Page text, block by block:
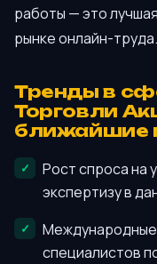
работы — это
рынке онлайн-труда.
Тренды в
Торговли
ближайшие
Рост спроса на
экспертизу в
Международные
специалистов